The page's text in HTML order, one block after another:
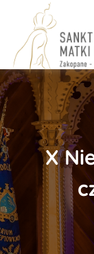
content
X